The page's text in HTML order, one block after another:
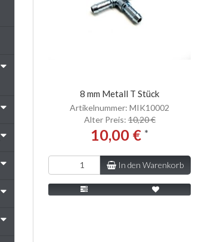
8 mm Metall T Stück
Artikelnummer: MIK10002
Alter Preis:10,20 €
10,00 € *
In den Warenkorb